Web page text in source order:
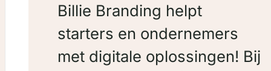
Billie Branding helpt
starters en ondernemers
met digitale oplossingen! Bij